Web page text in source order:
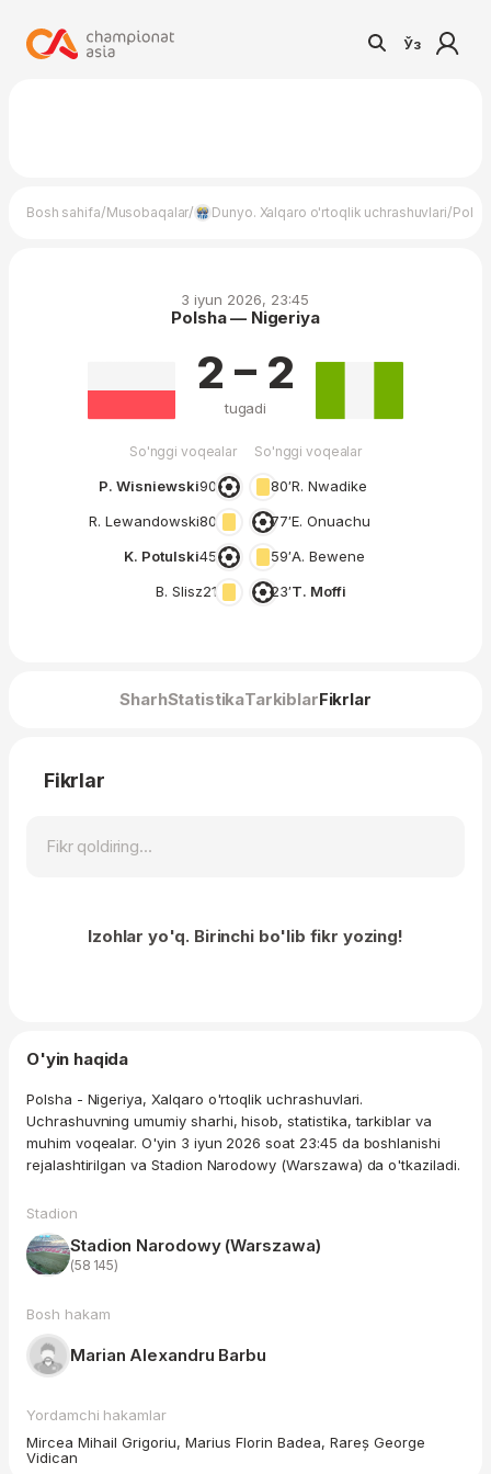
Ўз
Bosh sahifa/Musobaqalar/ Dunyo. Xalqaro o'rtoqlik uchrashuvlari/
3 iyun 2026, 23:45
Polsha — Nigeriya
So'nggi voqealar
P. Wisniewski90′
R. Lewandowski80′
K. Potulski45′
B. Slisz21′
2 – 2
tugadi
So'nggi voqealar
80′R. Nwadike
77′E. Onuachu
59′A. Bewene
23′T. Moffi
SharhStatistikaTarkiblarFikrlar
Fikrlar
Izohlar yo'q. Birinchi bo'lib fikr yozing!
O'yin haqida
Polsha - Nigeriya, Xalqaro o'rtoqlik uchrashuvlari.
Uchrashuvning umumiy sharhi, hisob, statistika, tarkiblar va
muhim voqealar. O'yin 3 iyun 2026 soat 23:45 da boshlanishi
rejalashtirilgan va Stadion Narodowy (Warszawa) da o'tkaziladi.
Stadion
Stadion Narodowy (Warszawa)
(58 145)
Bosh hakam
Marian Alexandru Barbu
Yordamchi hakamlar
Mircea Mihail Grigoriu, Marius Florin Badea, Rareș George
Vidican